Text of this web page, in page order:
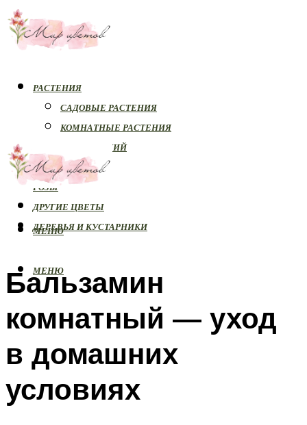
РАСТЕНИЯ
САДОВЫЕ РАСТЕНИЯ
КОМНАТНЫЕ РАСТЕНИЯ
БОЛЕЗНИ РАСТЕНИЙ
ОРХИДЕИ
РОЗЫ
ДРУГИЕ ЦВЕТЫ
ДЕРЕВЬЯ И КУСТАРНИКИ
МЕНЮ
МЕНЮ
Бальзамин
комнатный — уход
в домашних
условиях